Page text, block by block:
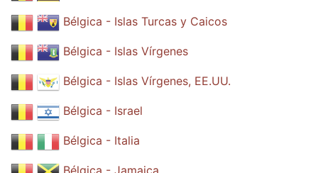
Bélgica - Islas Turcas y Caicos
Bélgica - Islas Vírgenes
Bélgica - Islas Vírgenes, EE.UU.
Bélgica - Israel
Bélgica - Italia